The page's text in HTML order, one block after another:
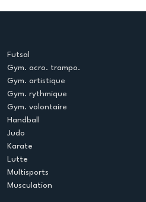
Futsal
Gym. acro. trampo.
Gym. artistique
Gym. rythmique
Gym. volontaire
Handball
Judo
Karate
Lutte
Multisports
Musculation